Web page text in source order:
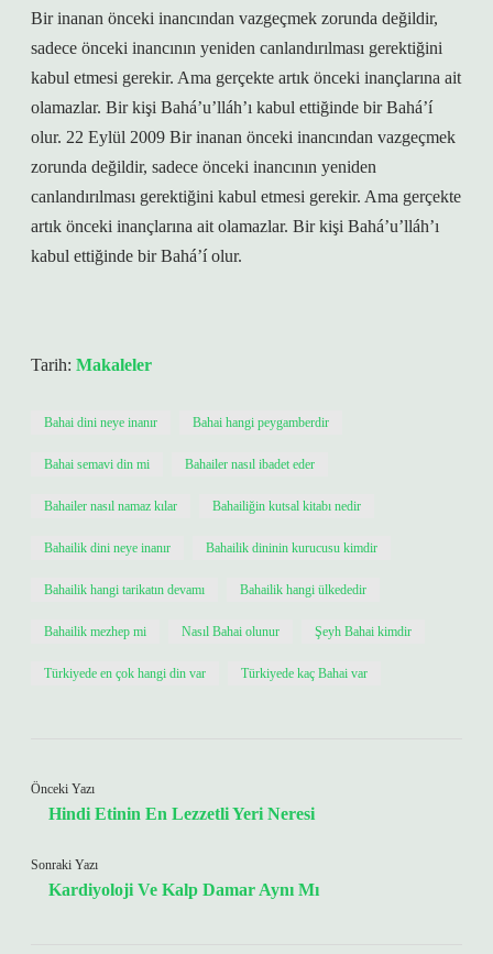
Bir inanan önceki inancından vazgeçmek zorunda değildir,
sadece önceki inancının yeniden canlandırılması gerektiğini
kabul etmesi gerekir. Ama gerçekte artık önceki inançlarına ait
olamazlar. Bir kişi Bahá’u’lláh’ı kabul ettiğinde bir Bahá’í
olur. 22 Eylül 2009 Bir inanan önceki inancından vazgeçmek
zorunda değildir, sadece önceki inancının yeniden
canlandırılması gerektiğini kabul etmesi gerekir. Ama gerçekte
artık önceki inançlarına ait olamazlar. Bir kişi Bahá’u’lláh’ı
kabul ettiğinde bir Bahá’í olur.
Tarih: Makaleler
Bahai dini neye inanır Bahai hangi peygamberdir
Bahai semavi din mi Bahailer nasıl ibadet eder
Bahailer nasıl namaz kılar Bahailiğin kutsal kitabı nedir
Bahailik dini neye inanır Bahailik dininin kurucusu kimdir
Bahailik hangi tarikatın devamı Bahailik hangi ülkededir
Bahailik mezhep mi Nasıl Bahai olunur Şeyh Bahai kimdir
Türkiyede en çok hangi din var Türkiyede kaç Bahai var
Önceki Yazı
Hindi Etinin En Lezzetli Yeri Neresi
Sonraki Yazı
Kardiyoloji Ve Kalp Damar Aynı Mı